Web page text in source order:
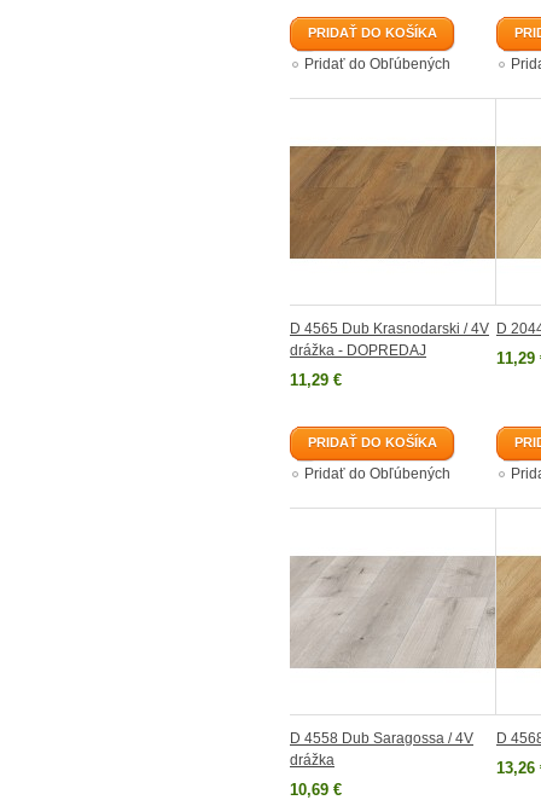
PRIDAŤ DO KOŠÍKA
Pridať do Obľúbených
D 4565 Dub Krasnodarski / 4V
drážka - DOPREDAJ
11,29 €
PRIDAŤ DO KOŠÍKA
Pridať do Obľúbených
D
11,29
D 4558 Dub Saragossa / 4V
drážka
10,69 €
D
13,26